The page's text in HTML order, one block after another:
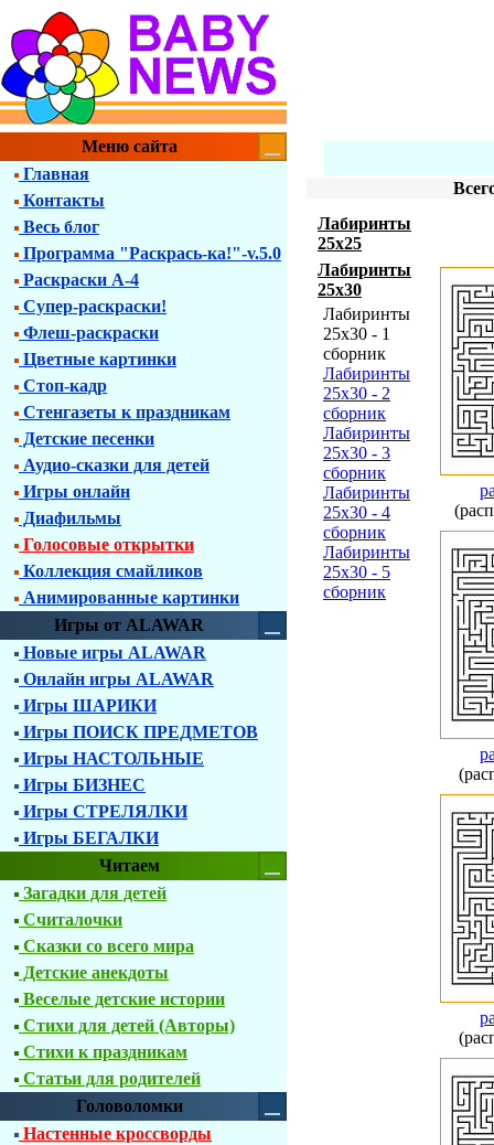
Меню сайта
Главная
Контакты
Весь блог
Программа "Раскрась-ка!"-v.5.0
Раскраски А-4
Супер-раскраски!
Флеш-раскраски
Цветные картинки
Стоп-кадр
Стенгазеты к праздникам
Детские песенки
Аудио-сказки для детей
Игры онлайн
Диафильмы
Голосовые открытки
Коллекция смайликов
Анимированные картинки
Игры от ALAWAR
Новые игры ALAWAR
Онлайн игры ALAWAR
Игры ШАРИКИ
Игры ПОИСК ПРЕДМЕТОВ
Игры НАСТОЛЬНЫЕ
Игры БИЗНЕС
Игры СТРЕЛЯЛКИ
Игры БЕГАЛКИ
Читаем
Загадки для детей
Считалочки
Сказки со всего мира
Детские анекдоты
Веселые детские истории
Стихи для детей (Авторы)
Стихи к праздникам
Статьи для родителей
Головоломки
Настенные кроссворды
Лабиринты
25х25
Лабиринты
25х30
Лабиринты
25х30 - 1
сборник
Лабиринты
25х30 - 2
сборник
Лабиринты
25х30 - 3
сборник
Лабиринты
25х30 - 4
сборник
Лабиринты
25х30 - 5
сборник